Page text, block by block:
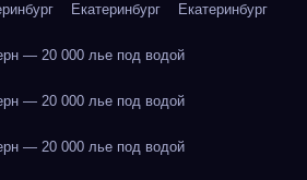
Екатеринбург Екатеринбург
— 20 000 лье под водой
— 20 000 лье под водой
— 20 000 лье под водой